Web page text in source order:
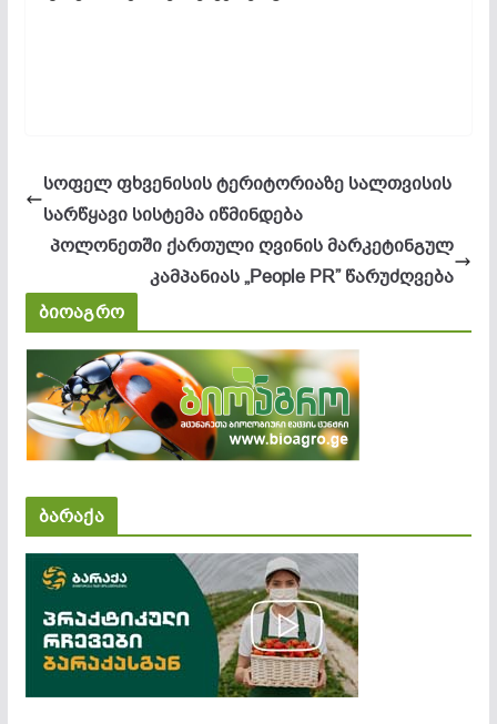
სოფელ ფხვენისის ტერიტორიაზე სალთვისის
სარწყავი სისტემა იწმინდება
პოლონეთში ქართული ღვინის მარკეტინგულ
კამპანიას „People PR” წარუძღვება
ბიოაგრო
ბარაქა